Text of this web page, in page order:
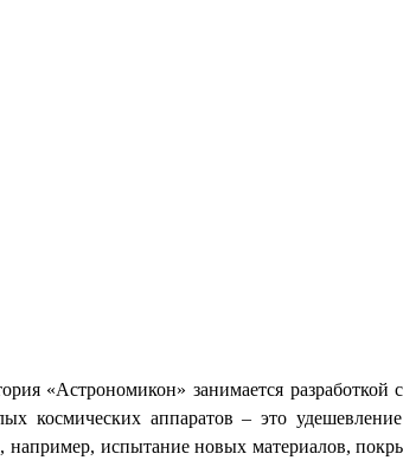
«Астрономикон» занимается разработкой
космических аппаратов – это
например, испытание новых материалов,